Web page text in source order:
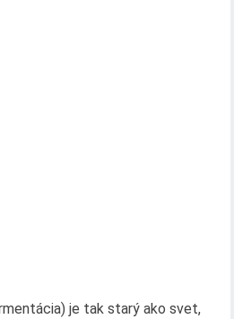
je tak starý ako svet,